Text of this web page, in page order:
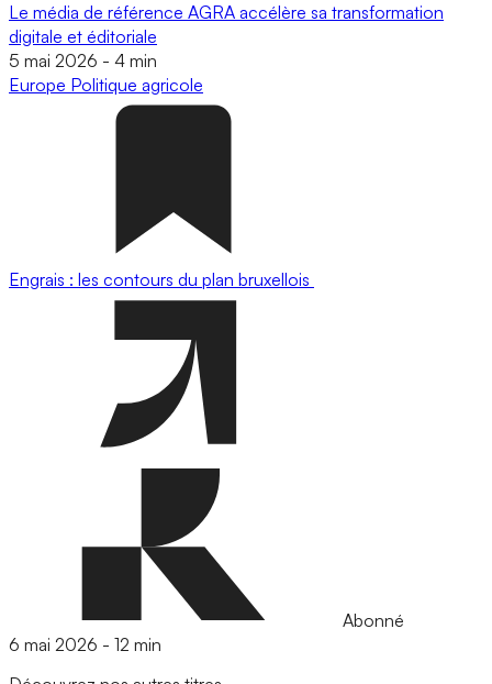
Le média de référence AGRA accélère sa transformation
digitale et éditoriale
5 mai 2026 - 4 min
Europe Politique agricole
Engrais : les contours du plan bruxellois
Abonné
6 mai 2026 - 12 min